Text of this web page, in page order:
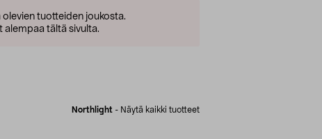
olevien tuotteiden joukosta.
alempaa tältä sivulta.
Northlight - Näytä kaikki tuotteet